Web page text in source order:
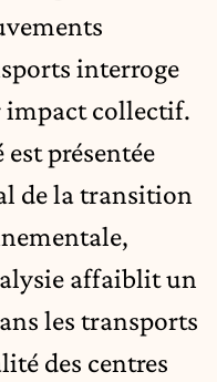
interroge
impact collectif.
présentée
de la transition
affaiblit un
les transports
des centres